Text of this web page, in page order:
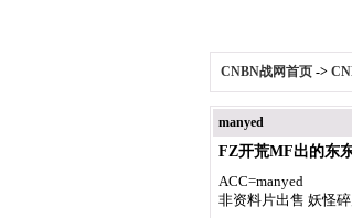
CNBN战网首页 ->
manyed
FZ开荒MF出的东
ACC=manyed
非资料片出售 妖怪